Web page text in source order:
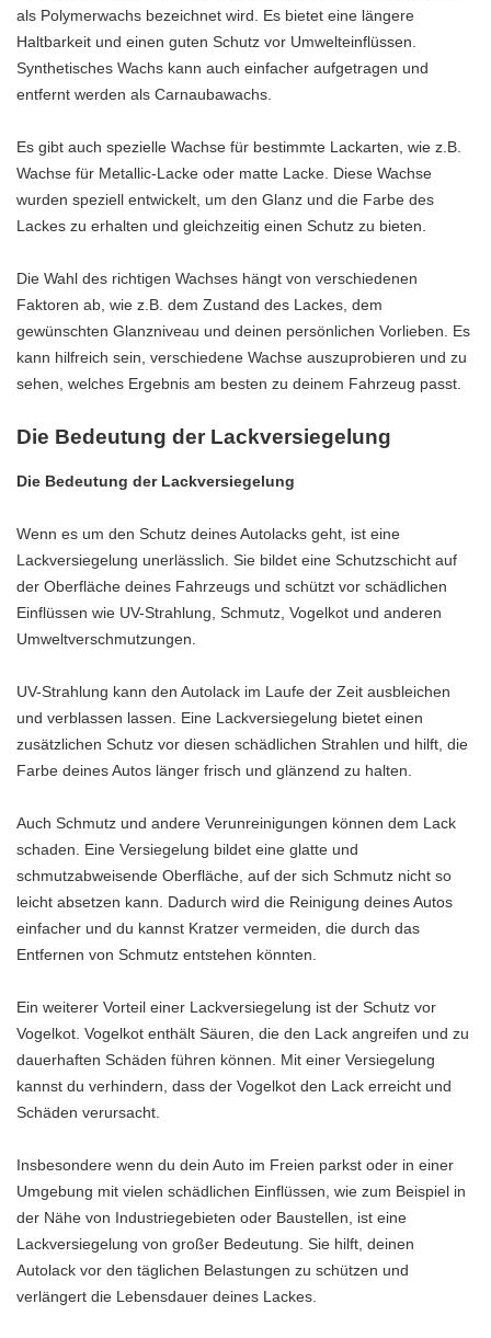
als Polymerwachs bezeichnet wird. Es bietet eine längere
Haltbarkeit und einen guten Schutz vor Umwelteinflüssen.
Synthetisches Wachs kann auch einfacher aufgetragen und
entfernt werden als Carnaubawachs.
Es gibt auch spezielle Wachse für bestimmte Lackarten, wie z.B.
Wachse für Metallic-Lacke oder matte Lacke. Diese Wachse
wurden speziell entwickelt, um den Glanz und die Farbe des
Lackes zu erhalten und gleichzeitig einen Schutz zu bieten.
Die Wahl des richtigen Wachses hängt von verschiedenen
Faktoren ab, wie z.B. dem Zustand des Lackes, dem
gewünschten Glanzniveau und deinen persönlichen Vorlieben. Es
kann hilfreich sein, verschiedene Wachse auszuprobieren und zu
sehen, welches Ergebnis am besten zu deinem Fahrzeug passt.
Die Bedeutung der Lackversiegelung
Die Bedeutung der Lackversiegelung
Wenn es um den Schutz deines Autolacks geht, ist eine
Lackversiegelung unerlässlich. Sie bildet eine Schutzschicht auf
der Oberfläche deines Fahrzeugs und schützt vor schädlichen
Einflüssen wie UV-Strahlung, Schmutz, Vogelkot und anderen
Umweltverschmutzungen.
UV-Strahlung kann den Autolack im Laufe der Zeit ausbleichen
und verblassen lassen. Eine Lackversiegelung bietet einen
zusätzlichen Schutz vor diesen schädlichen Strahlen und hilft, die
Farbe deines Autos länger frisch und glänzend zu halten.
Auch Schmutz und andere Verunreinigungen können dem Lack
schaden. Eine Versiegelung bildet eine glatte und
schmutzabweisende Oberfläche, auf der sich Schmutz nicht so
leicht absetzen kann. Dadurch wird die Reinigung deines Autos
einfacher und du kannst Kratzer vermeiden, die durch das
Entfernen von Schmutz entstehen könnten.
Ein weiterer Vorteil einer Lackversiegelung ist der Schutz vor
Vogelkot. Vogelkot enthält Säuren, die den Lack angreifen und zu
dauerhaften Schäden führen können. Mit einer Versiegelung
kannst du verhindern, dass der Vogelkot den Lack erreicht und
Schäden verursacht.
Insbesondere wenn du dein Auto im Freien parkst oder in einer
Umgebung mit vielen schädlichen Einflüssen, wie zum Beispiel in
der Nähe von Industriegebieten oder Baustellen, ist eine
Lackversiegelung von großer Bedeutung. Sie hilft, deinen
Autolack vor den täglichen Belastungen zu schützen und
verlängert die Lebensdauer deines Lackes.